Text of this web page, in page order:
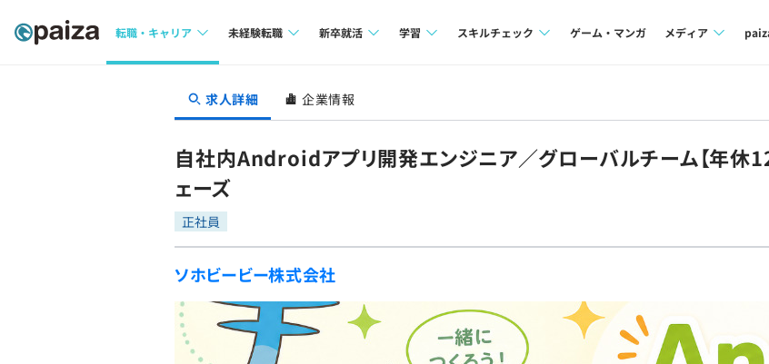
転職・キャリア
転職成功ガイド
未経験転職
求人検索
転職成功ガイド
新卒就活
本選考
インターン
インタビュー
就活成功ガイド
学習
4択課題
リファレンス
個人向けプラン
法人向けプラン
スキルチェック
評価結果一覧
ゲーム・マンガ メディア
note
求人詳細 企業情報
自社内Androidアプリ開発エンジニア／グローバルチーム【年休
ェーズ
正社員
ソホビービー株式会社